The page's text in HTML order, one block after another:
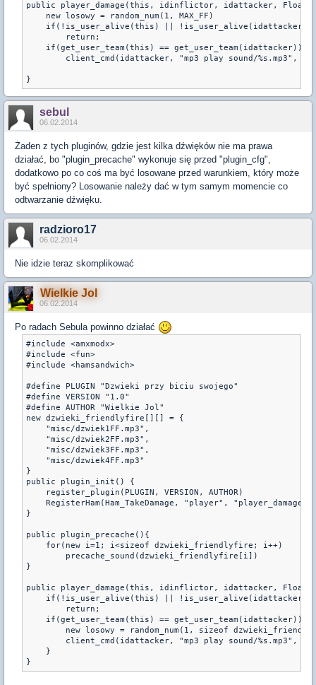
public player_damage(this, idinflictor, idattacker,
new losowy = random_num(1, MAX_FF)
if(!is_user_alive(this) || !is_user_alive(idattacker))
return;
if(get_user_team(this) == get_user_team(idattacker))
client_cmd(idattacker, "mp3 play sound/%s.mp3",
}
sebul
06.02.2014
Żaden z tych pluginów, gdzie jest kilka dźwięków nie ma prawa
działać, bo "plugin_precache" wykonuje się przed "plugin_cfg",
dodatkowo po co coś ma być losowane przed warunkiem, który może
być spełniony? Losowanie należy dać w tym samym momencie co
odtwarzanie dźwięku.
radzioro17
06.02.2014
Nie idzie teraz skomplikować
Wielkie Jol
06.02.2014
Po radach Sebula powinno działać
#include <amxmodx>
#include <fun>
#include <hamsandwich>
#define PLUGIN "Dzwieki przy biciu swojego"
#define VERSION "1.0"
#define AUTHOR "Wielkie Jol"
new dzwieki_friendlyfire[][] = {
"misc/dzwiek1FF.mp3",
"misc/dzwiek2FF.mp3",
"misc/dzwiek3FF.mp3",
"misc/dzwiek4FF.mp3"
}
public plugin_init() {
register_plugin(PLUGIN, VERSION, AUTHOR)
RegisterHam(Ham_TakeDamage, "player", "player_damage")
}
public plugin_precache(){
for(new i=1; i<sizeof dzwieki_friendlyfire; i++)
precache_sound(dzwieki_friendlyfire[i])
}
public player_damage(this, idinflictor, idattacker,
if(!is_user_alive(this) || !is_user_alive(idattacker))
return;
if(get_user_team(this) == get_user_team(idattacker)){
new losowy = random_num(1, sizeof
client_cmd(idattacker, "mp3 play sound/%s.mp3",
}
}